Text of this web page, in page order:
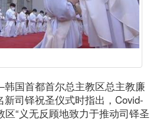
国首都首尔总主教区总主教廉
司铎祝圣仪式时指出，Covid-
区“义无反顾地致力于推动司铎圣